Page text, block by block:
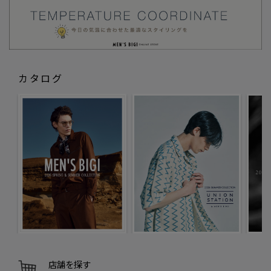
カタログ
店舗を探す